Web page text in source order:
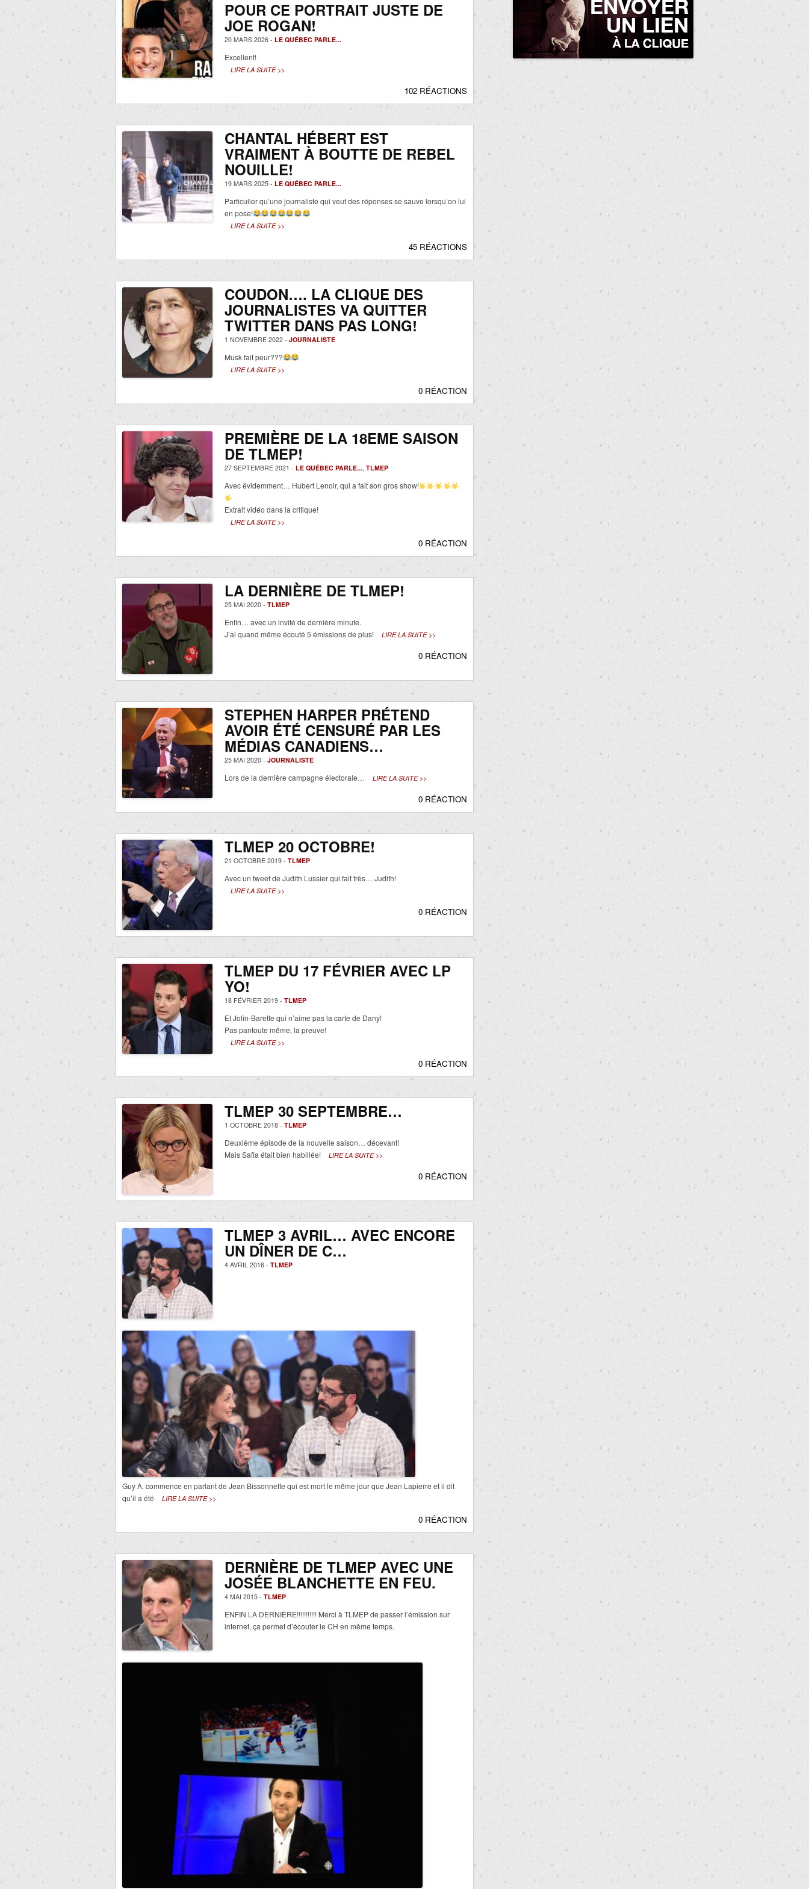
POUR CE PORTRAIT JUSTE DE
JOE ROGAN!
20 MARS 2026 - LE QUÉBEC PARLE...
Excellent!
LIRE LA SUITE >>
102 RÉACTIONS
CHANTAL HÉBERT EST
VRAIMENT À BOUTTE DE REBEL
NOUILLE!
19 MARS 2025 - LE QUÉBEC PARLE...
Particulier qu’une journaliste qui veut des réponses se sauve lorsqu’on lui
en pose!
LIRE LA SUITE >>
45 RÉACTIONS
COUDON…. LA CLIQUE DES
JOURNALISTES VA QUITTER
TWITTER DANS PAS LONG!
1 NOVEMBRE 2022 - JOURNALISTE
Musk fait peur???
LIRE LA SUITE >>
0 RÉACTION
PREMIÈRE DE LA 18EME SAISON
DE TLMEP!
27 SEPTEMBRE 2021 - LE QUÉBEC PARLE..., TLMEP
Avec évidemment… Hubert Lenoir, qui a fait son gros show!
Extrait vidéo dans la critique!
LIRE LA SUITE >>
0 RÉACTION
LA DERNIÈRE DE TLMEP!
25 MAI 2020 - TLMEP
Enfin… avec un invité de dernière minute.
J’ai quand même écouté 5 émissions de plus!
LIRE LA SUITE >>
0 RÉACTION
STEPHEN HARPER PRÉTEND
AVOIR ÉTÉ CENSURÉ PAR LES
MÉDIAS CANADIENS…
25 MAI 2020 - JOURNALISTE
Lors de la dernière campagne électorale… LIRE LA SUITE >>
0 RÉACTION
TLMEP 20 OCTOBRE!
21 OCTOBRE 2019 - TLMEP
Avec un tweet de Judith Lussier qui fait très… Judith!
LIRE LA SUITE >>
0 RÉACTION
TLMEP DU 17 FÉVRIER AVEC LP
YO!
18 FÉVRIER 2019 - TLMEP
Et Jolin-Barette qui n’aime pas la carte de Dany!
Pas pantoute même, la preuve!
LIRE LA SUITE >>
0 RÉACTION
TLMEP 30 SEPTEMBRE…
1 OCTOBRE 2018 - TLMEP
Deuxième épisode de la nouvelle saison… décevant!
Mais Safia était bien habillée!
LIRE LA SUITE >>
0 RÉACTION
TLMEP 3 AVRIL… AVEC ENCORE
UN DÎNER DE C…
4 AVRIL 2016 - TLMEP
Guy A. commence en parlant de Jean Bissonnette qui est mort le même jour que Jean Lapierre et il dit
qu’il a été
LIRE LA SUITE >>
0 RÉACTION
DERNIÈRE DE TLMEP AVEC UNE
JOSÉE BLANCHETTE EN FEU.
4 MAI 2015 - TLMEP
ENFIN LA DERNIÈRE!!!!!!!!!!! Merci à TLMEP de passer l’émission sur
internet, ça permet d’écouter le CH en même temps.